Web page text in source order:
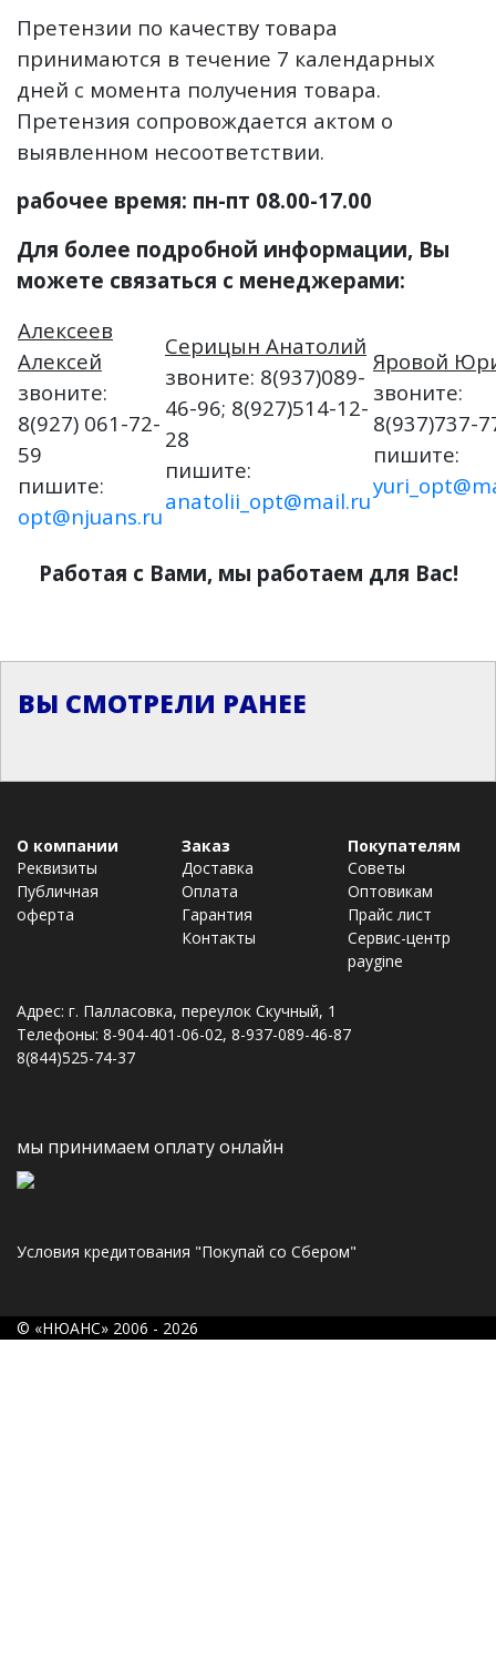
Претензии по качеству товара
принимаются в течение 7 календарных
дней с момента получения товара.
Претензия сопровождается актом о
выявленном несоответствии.
рабочее время: пн-пт 08.00-17.00
Для более подробной информации, Вы
можете связаться с менеджерами:
Алексеев
Алексей
звоните:
8(927) 061-72-
59
пишите:
opt@njuans.ru
Серицын Анатолий
звоните: 8(937)089-
46-96; 8(927)514-12-
28
пишите:
anatolii_opt@mail.ru
Яровой
звоните:
8(937)737-
пишите:
Работая с Вами, мы работаем для Вас!
ВЫ СМОТРЕЛИ РАНЕЕ
О компании
Реквизиты
Публичная
оферта
Заказ
Доставка
Оплата
Гарантия
Контакты
Покупателям
Советы
Оптовикам
Прайс лист
Сервис-центр
paygine
Адрес: г. Палласовка, переулок Скучный, 1
Телефоны: 8-904-401-06-02, 8-937-089-46-87
8(844)525-74-37
мы принимаем оплату онлайн
Условия кредитования "Покупай со Сбером"
© «НЮАНС» 2006 - 2026